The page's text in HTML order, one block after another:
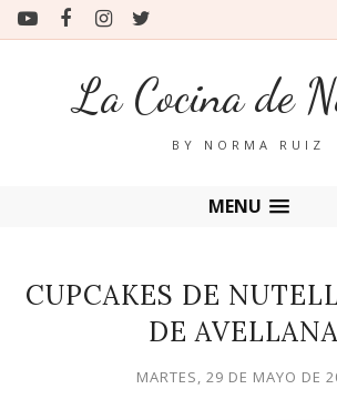
La Cocina de
BY NORMA RUIZ
MENU
CUPCAKES DE
DE
MARTES, 29 DE MAYO DE